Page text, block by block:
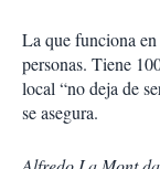
La que funciona
personas. Tiene
local “no deja de
se asegura.